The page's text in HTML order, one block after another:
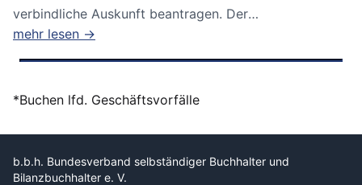
verbindliche Auskunft beantragen. Der
Bundesfinanzhof...
mehr lesen →
*Buchen lfd. Geschäftsvorfälle
b.b.h. Bundesverband selbständiger Buchhalter und
Bilanzbuchhalter e. V.